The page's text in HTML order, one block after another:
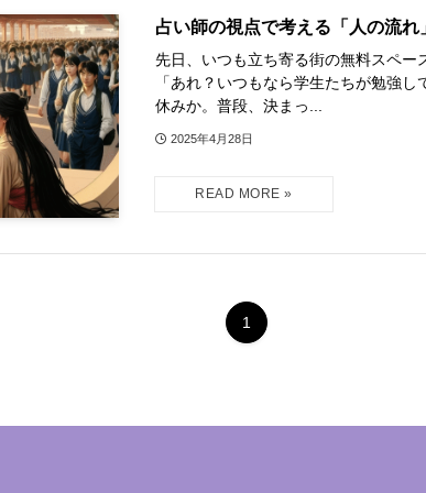
占い師の視点で考える「人の流れ
先日、いつも立ち寄る街の無料スペー
「あれ？いつもなら学生たちが勉強
休みか。普段、決まっ...
2025年4月28日
1